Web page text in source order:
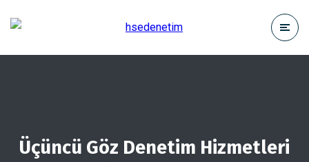
Üçüncü Göz Denetim Hizmetleri